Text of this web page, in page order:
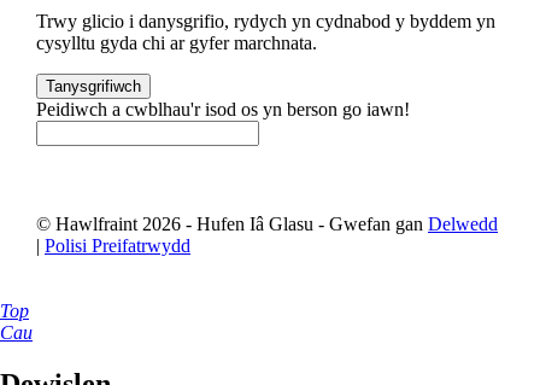
Trwy glicio i danysgrifio, rydych yn cydnabod y byddem yn
cysylltu gyda chi ar gyfer marchnata.
Peidiwch a cwblhau'r isod os yn berson go iawn!
© Hawlfraint 2026 - Hufen Iâ Glasu - Gwefan gan Delwedd
| Polisi Preifatrwydd
Top
Cau